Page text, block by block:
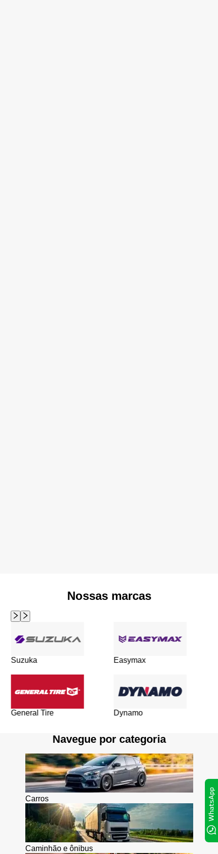
Nossas marcas
Suzuka Easymax
General Tire Dynamo
Navegue por categoria
Carros
Caminhão e ônibus